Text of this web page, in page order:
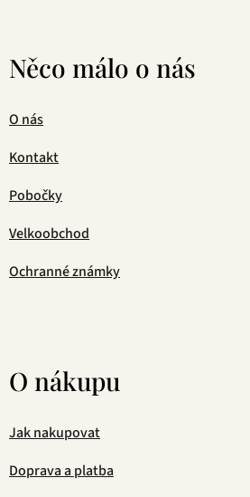
Něco málo o nás
O nás
Kontakt
Pobočky
Velkoobchod
Ochranné známky
O nákupu
Jak nakupovat
Doprava a platba